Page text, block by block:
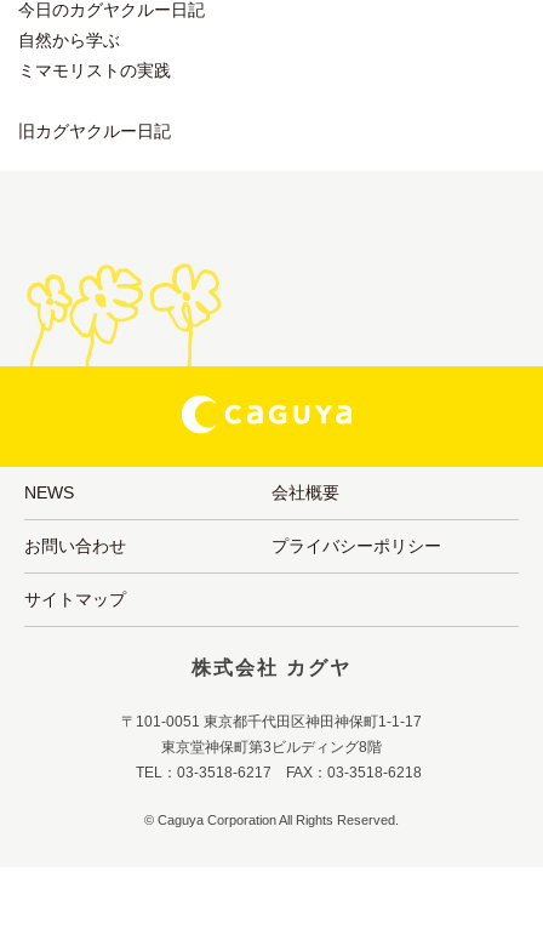
今日のカグヤクルー日記
自然から学ぶ
ミマモリストの実践
旧カグヤクルー日記
NEWS 会社概要
お問い合わせ プライバシーポリシー
サイトマップ
株式会社 カグヤ
〒101-0051 東京都千代田区神田神保町1-1-17
東京堂神保町第3ビルディング8階
TEL：03-3518-6217 FAX：03-3518-6218
© Caguya Corporation All Rights Reserved.